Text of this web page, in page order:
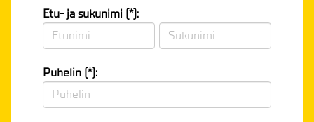
Etu- ja sukunimi (*):
Puhelin (*):